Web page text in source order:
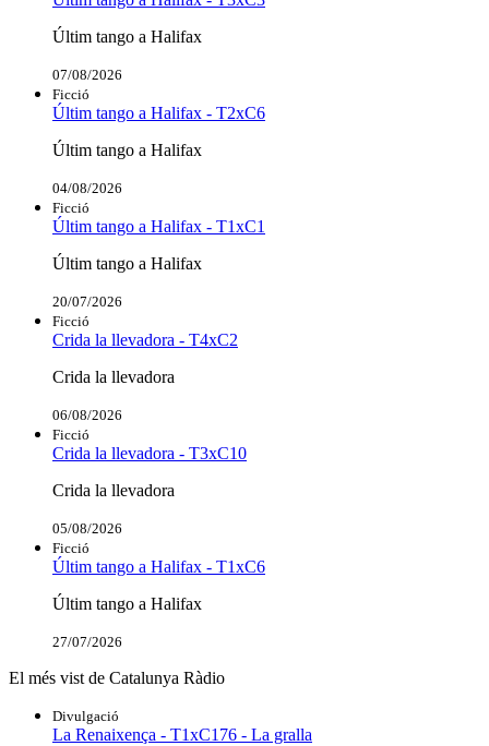
Últim tango a Halifax
07/08/2026
Ficció
Últim tango a Halifax - T2xC6
Últim tango a Halifax
04/08/2026
Ficció
Últim tango a Halifax - T1xC1
Últim tango a Halifax
20/07/2026
Ficció
Crida la llevadora - T4xC2
Crida la llevadora
06/08/2026
Ficció
Crida la llevadora - T3xC10
Crida la llevadora
05/08/2026
Ficció
Últim tango a Halifax - T1xC6
Últim tango a Halifax
27/07/2026
El més vist de Catalunya Ràdio
Divulgació
La Renaixença - T1xC176 - La gralla